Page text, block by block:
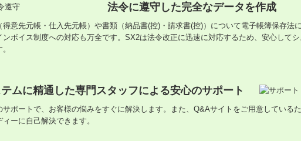
法令に遵守した完全なデータを作成
得意先元帳・仕入先元帳）や書類（納品書(控)・請求書(控)）について電子帳簿保存法
ンボイス制度への対応も万全です。SX2は法令改正に迅速に対応するため、安心して
ムに精通した専門スタッフによる安心のサポート
サポートで、お客様の悩みをすぐに解決します。また、Q&Aサイトをご用意している
ィーに自己解決できます。